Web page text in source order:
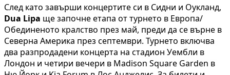
След като завърши концертите си в Сидни и Оукланд,
Dua Lipa ще започне етапа от турнето в Европа/
Обединеното кралство през май, преди да се върне в
Северна Америка през септември. Турнето включва
два разпродадени концерта на стадион Уембли в
Лондон и четири вечери в Madison Square Garden в